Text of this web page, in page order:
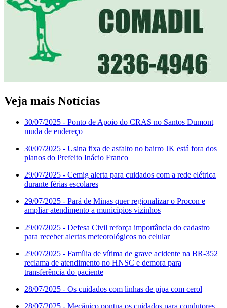
Veja mais Notícias
30/07/2025 - Ponto de Apoio do CRAS no Santos Dumont
muda de endereço
30/07/2025 - Usina fixa de asfalto no bairro JK está fora dos
planos do Prefeito Inácio Franco
29/07/2025 - Cemig alerta para cuidados com a rede elétrica
durante férias escolares
29/07/2025 - Pará de Minas quer regionalizar o Procon e
ampliar atendimento a municípios vizinhos
29/07/2025 - Defesa Civil reforça importância do cadastro
para receber alertas meteorológicos no celular
29/07/2025 - Família de vítima de grave acidente na BR-352
reclama de atendimento no HNSC e demora para
transferência do paciente
28/07/2025 - Os cuidados com linhas de pipa com cerol